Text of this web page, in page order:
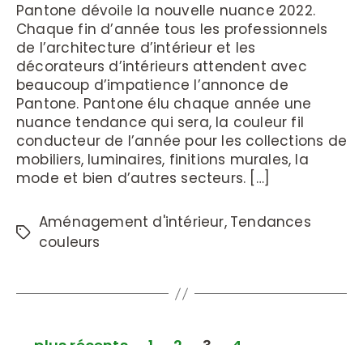
Pantone dévoile la nouvelle nuance 2022.
Chaque fin d’année tous les professionnels
de l’architecture d’intérieur et les
décorateurs d’intérieurs attendent avec
beaucoup d’impatience l’annonce de
Pantone. Pantone élu chaque année une
nuance tendance qui sera, la couleur fil
conducteur de l’année pour les collections de
mobiliers, luminaires, finitions murales, la
mode et bien d’autres secteurs. […]
Aménagement d'intérieur, Tendances
couleurs